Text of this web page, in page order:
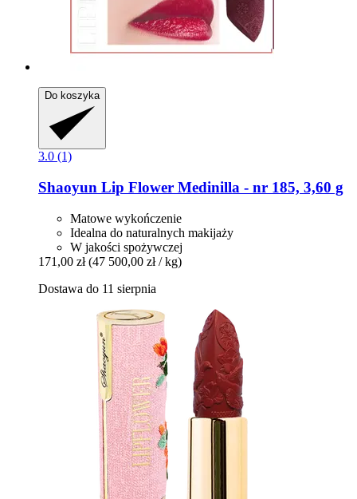
Do koszyka
3.0 (1)
Shaoyun Lip Flower Medinilla -​ nr 185, 3,60 g
Matowe wykończenie
Idealna do naturalnych makijaży
W jakości spożywczej
171,00 zł (47 500,00 zł / kg)
Dostawa do 11 sierpnia